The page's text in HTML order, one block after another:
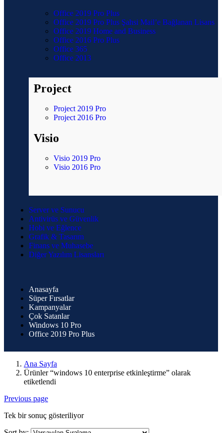
Office 2019 Pro Plus
Office 2019 Pro Plus Şahsi Mail’e Bağlanan Lisans
Office 2019 Home and Business
Office 2016 Pro Plus
Office 365
Office 2013
Project
Project 2019 Pro
Project 2016 Pro
Visio
Visio 2019 Pro
Visio 2016 Pro
Server ve Sunucu
Antivirüs ve Güvenlik
Hobi ve Eğlence
Grafik & Tasarım
Finans ve Muhasebe
Diğer Yazılım Lisansları
Anasayfa
Süper Fırsatlar
Kampanyalar
Çok Satanlar
Windows 10 Pro
Office 2019 Pro Plus
Ana Sayfa
Ürünler “windows 10 enterprise etkinleştirme” olarak
etiketlendi
Previous page
Tek bir sonuç gösteriliyor